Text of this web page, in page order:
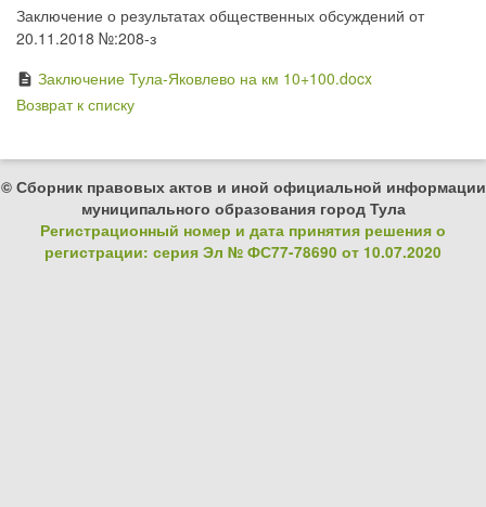
Заключение о результатах общественных обсуждений от
20.11.2018 №:208-з
description Заключение Тула-Яковлево на км 10+100.docx
Возврат к списку
© Сборник правовых актов и иной официальной информации
муниципального образования город Тула
Регистрационный номер и дата принятия решения о
регистрации: серия Эл № ФС77-78690 от 10.07.2020